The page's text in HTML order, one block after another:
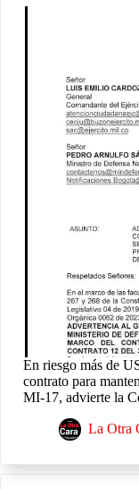
En riesgo más de
contrato para
MI-17, advierte la
La Otra